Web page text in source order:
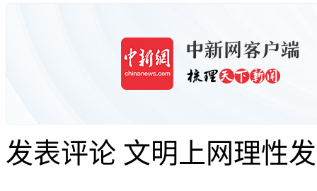
发表评论 文明上网理性